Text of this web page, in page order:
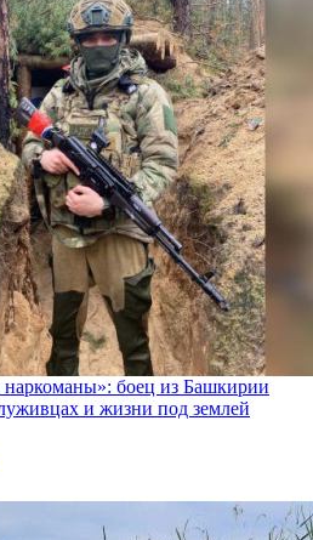
наркоманы»: боец из Башкирии
и жизни под землей